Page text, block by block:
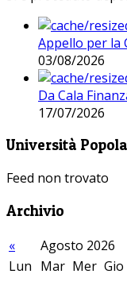
Appello per la
03/08/2026
Da Cala
17/07/2026
Università
Feed non trovato
Archivio
« Agosto 2026
Lun Mar Mer Gio